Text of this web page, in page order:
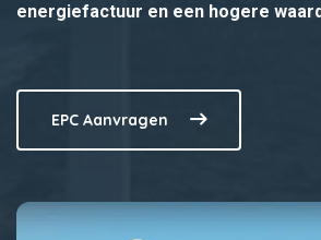
energiefactuur en een hogere
EPC Aanvragen